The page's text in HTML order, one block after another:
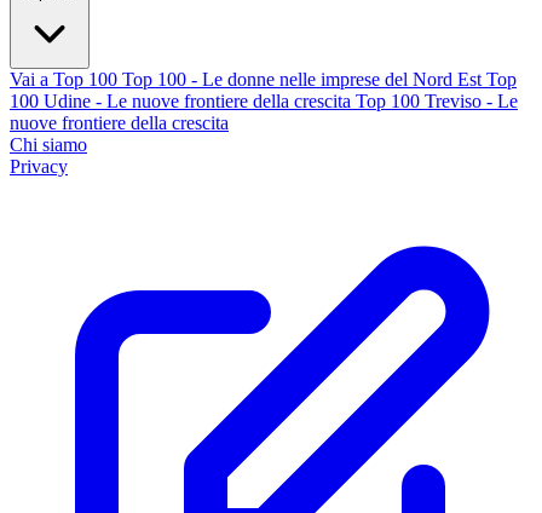
Vai a Top 100 Top 100 - Le donne nelle imprese del Nord Est Top
100 Udine - Le nuove frontiere della crescita Top 100 Treviso - Le
nuove frontiere della crescita
Chi siamo
Privacy